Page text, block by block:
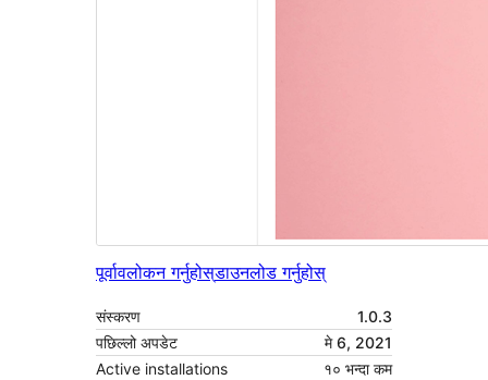
पूर्वावलोकन गर्नुहोस्डाउनलोड गर्नुहोस्
संस्करण
1.0.3
पछिल्लो अपडेट
मे 6, 2021
Active installations
१० भन्दा कम